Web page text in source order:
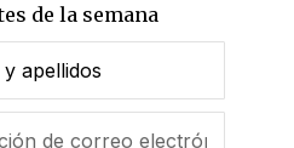
de la semana